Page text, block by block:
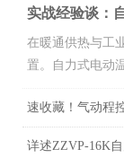
实战经验谈：
在暖通供热与工
置。自力式电动
速收藏！气动程
详述ZZVP-16K